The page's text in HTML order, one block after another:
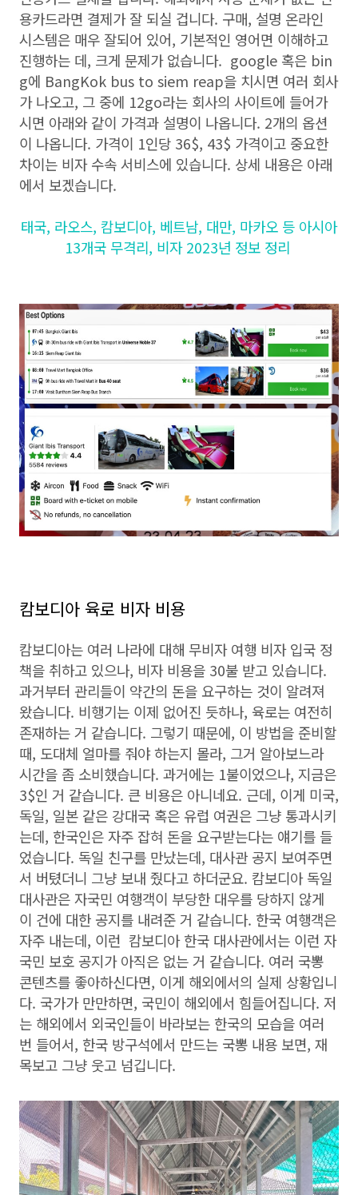
용카드라면 결제가 잘 되실 겁니다. 구매, 설명 온라인
시스템은 매우 잘되어 있어, 기본적인 영어면 이해하고
진행하는 데, 크게 문제가 없습니다. google 혹은 bin
g에 BangKok bus to siem reap을 치시면 여러 회사
가 나오고, 그 중에 12go라는 회사의 사이트에 들어가
시면 아래와 같이 가격과 설명이 나옵니다. 2개의 옵션
이 나옵니다. 가격이 1인당 36$, 43$ 가격이고 중요한
차이는 비자 수속 서비스에 있습니다. 상세 내용은 아래
에서 보겠습니다.
태국, 라오스, 캄보디아, 베트남, 대만, 마카오 등 아시아
13개국 무격리, 비자 2023년 정보 정리
캄보디아 육로 비자 비용
캄보디아는 여러 나라에 대해 무비자 여행 비자 입국 정
책을 취하고 있으나, 비자 비용을 30불 받고 있습니다.
과거부터 관리들이 약간의 돈을 요구하는 것이 알려져
왔습니다. 비행기는 이제 없어진 듯하나, 육로는 여전히
존재하는 거 같습니다. 그렇기 때문에, 이 방법을 준비할
때, 도대체 얼마를 줘야 하는지 몰라, 그거 알아보느라
시간을 좀 소비했습니다. 과거에는 1불이었으나, 지금은
3$인 거 같습니다. 큰 비용은 아니네요. 근데, 이게 미국,
독일, 일본 같은 강대국 혹은 유럽 여권은 그냥 통과시키
는데, 한국인은 자주 잡혀 돈을 요구받는다는 얘기를 들
었습니다. 독일 친구를 만났는데, 대사관 공지 보여주면
서 버텼더니 그냥 보내 줬다고 하더군요. 캄보디아 독일
대사관은 자국민 여행객이 부당한 대우를 당하지 않게
이 건에 대한 공지를 내려준 거 같습니다. 한국 여행객은
자주 내는데, 이런 캄보디아 한국 대사관에서는 이런 자
국민 보호 공지가 아직은 없는 거 같습니다. 여러 국뽕
콘텐츠를 좋아하신다면, 이게 해외에서의 실제 상황입니
다. 국가가 만만하면, 국민이 해외에서 힘들어집니다. 저
는 해외에서 외국인들이 바라보는 한국의 모습을 여러
번 들어서, 한국 방구석에서 만드는 국뽕 내용 보면, 재
목보고 그냥 웃고 넘깁니다.